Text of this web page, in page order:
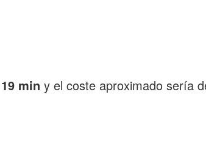
19 min y el coste aproximado sería